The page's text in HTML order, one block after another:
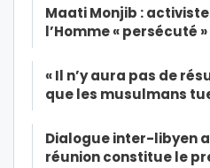
Maati Monjib :
l’Homme « persécuté
« Il n’y aura pas de
que les musulmans
Dialogue inter-libyen
réunion constitue le